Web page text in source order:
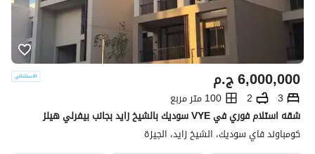
ج.م6,000,000
3
2
100 متر مربع
شقه استلام فوري في VYE سوديك بالشيخ زايد بجانب بيفرلي هيلز
كومباوند فاي سوديك، الشيخ زايد، الجيزة